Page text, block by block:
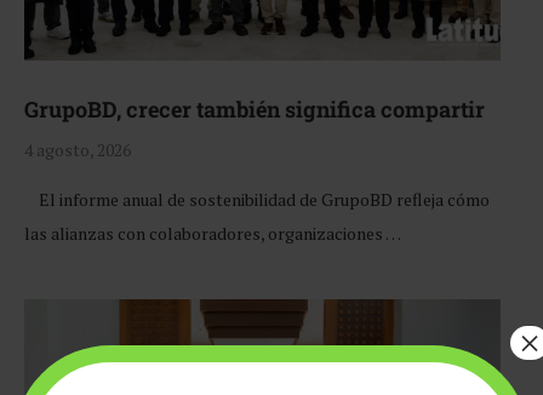
GrupoBD, crecer también significa compartir
4 agosto, 2026
El informe anual de sostenibilidad de GrupoBD refleja cómo
las alianzas con colaboradores, organizaciones …
×